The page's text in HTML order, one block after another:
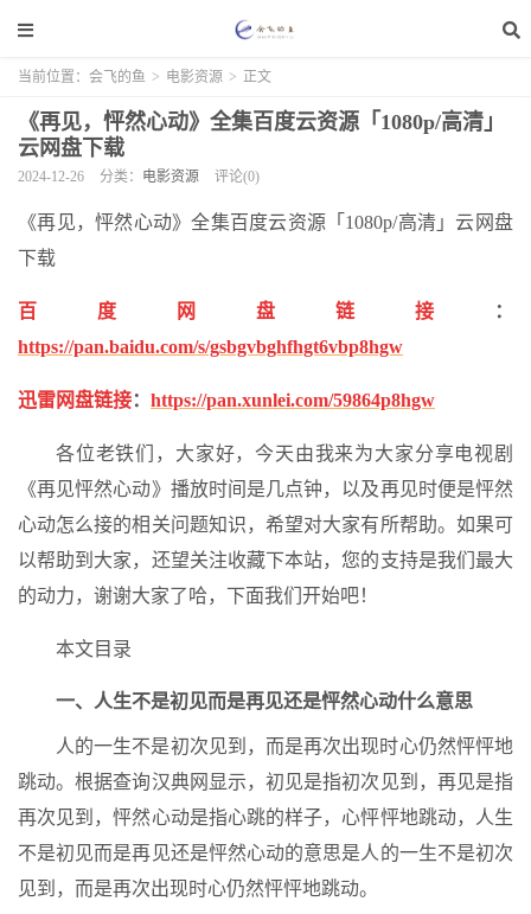
当前位置： 会飞的鱼 > 电影资源 > 正文
《再见，怦然心动》全集百度云资源「1080p/高清」
云网盘下载
2024-12-26 分类： 电影资源 评论(0)
《再见，怦然心动》全集百度云资源「1080p/高清」云网盘
下载
百度网盘链接
：
https://pan.baidu.com/s/gsbgvbghfhgt6vbp8hgw
迅雷网盘链接： https://pan.xunlei.com/59864p8hgw
各位老铁们，大家好，今天由我来为大家分享电视剧
《再见怦然心动》播放时间是几点钟，以及再见时便是怦然
心动怎么接的相关问题知识，希望对大家有所帮助。如果可
以帮助到大家，还望关注收藏下本站，您的支持是我们最大
的动力，谢谢大家了哈，下面我们开始吧！
本文目录
一、人生不是初见而是再见还是怦然心动什么意思
人的一生不是初次见到，而是再次出现时心仍然怦怦地
跳动。根据查询汉典网显示，初见是指初次见到，再见是指
再次见到，怦然心动是指心跳的样子，心怦怦地跳动，人生
不是初见而是再见还是怦然心动的意思是人的一生不是初次
见到，而是再次出现时心仍然怦怦地跳动。